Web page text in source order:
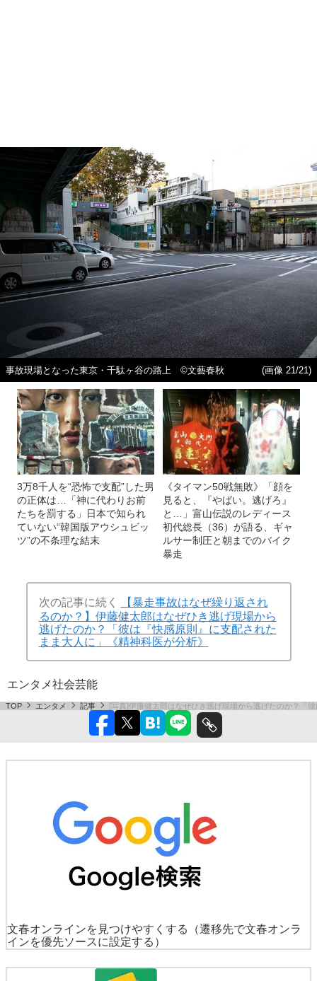
事故現場となった東京・千駄ヶ谷の路上 ©文藝春秋 (画像 21/21)
3万8千人を“恐怖で支配”した男
の正体は…「神に代わりお前
たちを罰する」日本で知られ
ていない“韓国版アウシュビッ
ツ”の不条理な結末
《タイマン50戦無敗》「顔を
見ると、『やばい。逃げろ』
と…」富山伝説のレディース
初代総長（36）が語る、ギャ
ルサー制圧と朝までのバイク
暴走
次の記事に続く
【暴走事故はなぜ繰り返され
るのか？】伊藤健太郎はなぜひき逃げ現場から
逃げたのか？「彼は『快感原則』に支配された
まま大人に」《精神科医が分析》
エンタメ社会芸能
TOP エンタメ 記事 [写真]伊藤健太郎はなぜひき逃げ現場から逃げたのか？「
文春オンラインを見つけやすくする
（遷移先で文春オンラ
インを優先ソースに設定する）